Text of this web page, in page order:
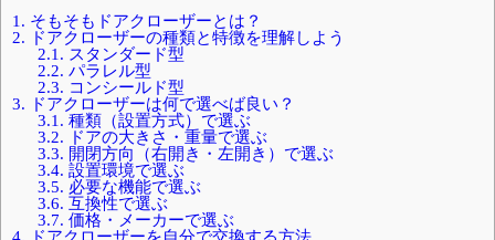
1. そもそもドアクローザーとは？
2. ドアクローザーの種類と特徴を理解しよう
2.1. スタンダード型
2.2. パラレル型
2.3. コンシールド型
3. ドアクローザーは何で選べば良い？
3.1. 種類（設置方式）で選ぶ
3.2. ドアの大きさ・重量で選ぶ
3.3. 開閉方向（右開き・左開き）で選ぶ
3.4. 設置環境で選ぶ
3.5. 必要な機能で選ぶ
3.6. 互換性で選ぶ
3.7. 価格・メーカーで選ぶ